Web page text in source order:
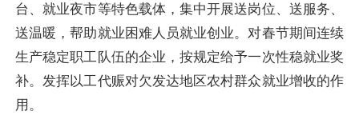
台、就业夜市等特色载体，集中开展送岗位、送服务、
送温暖，帮助就业困难人员就业创业。对春节期间连续
生产稳定职工队伍的企业，按规定给予一次性稳就业奖
补。发挥以工代赈对欠发达地区农村群众就业增收的作
用。